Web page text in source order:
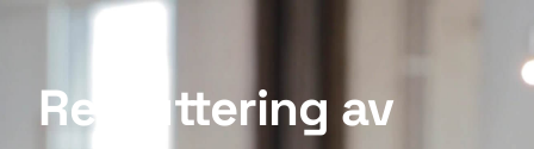
Rekruttering av